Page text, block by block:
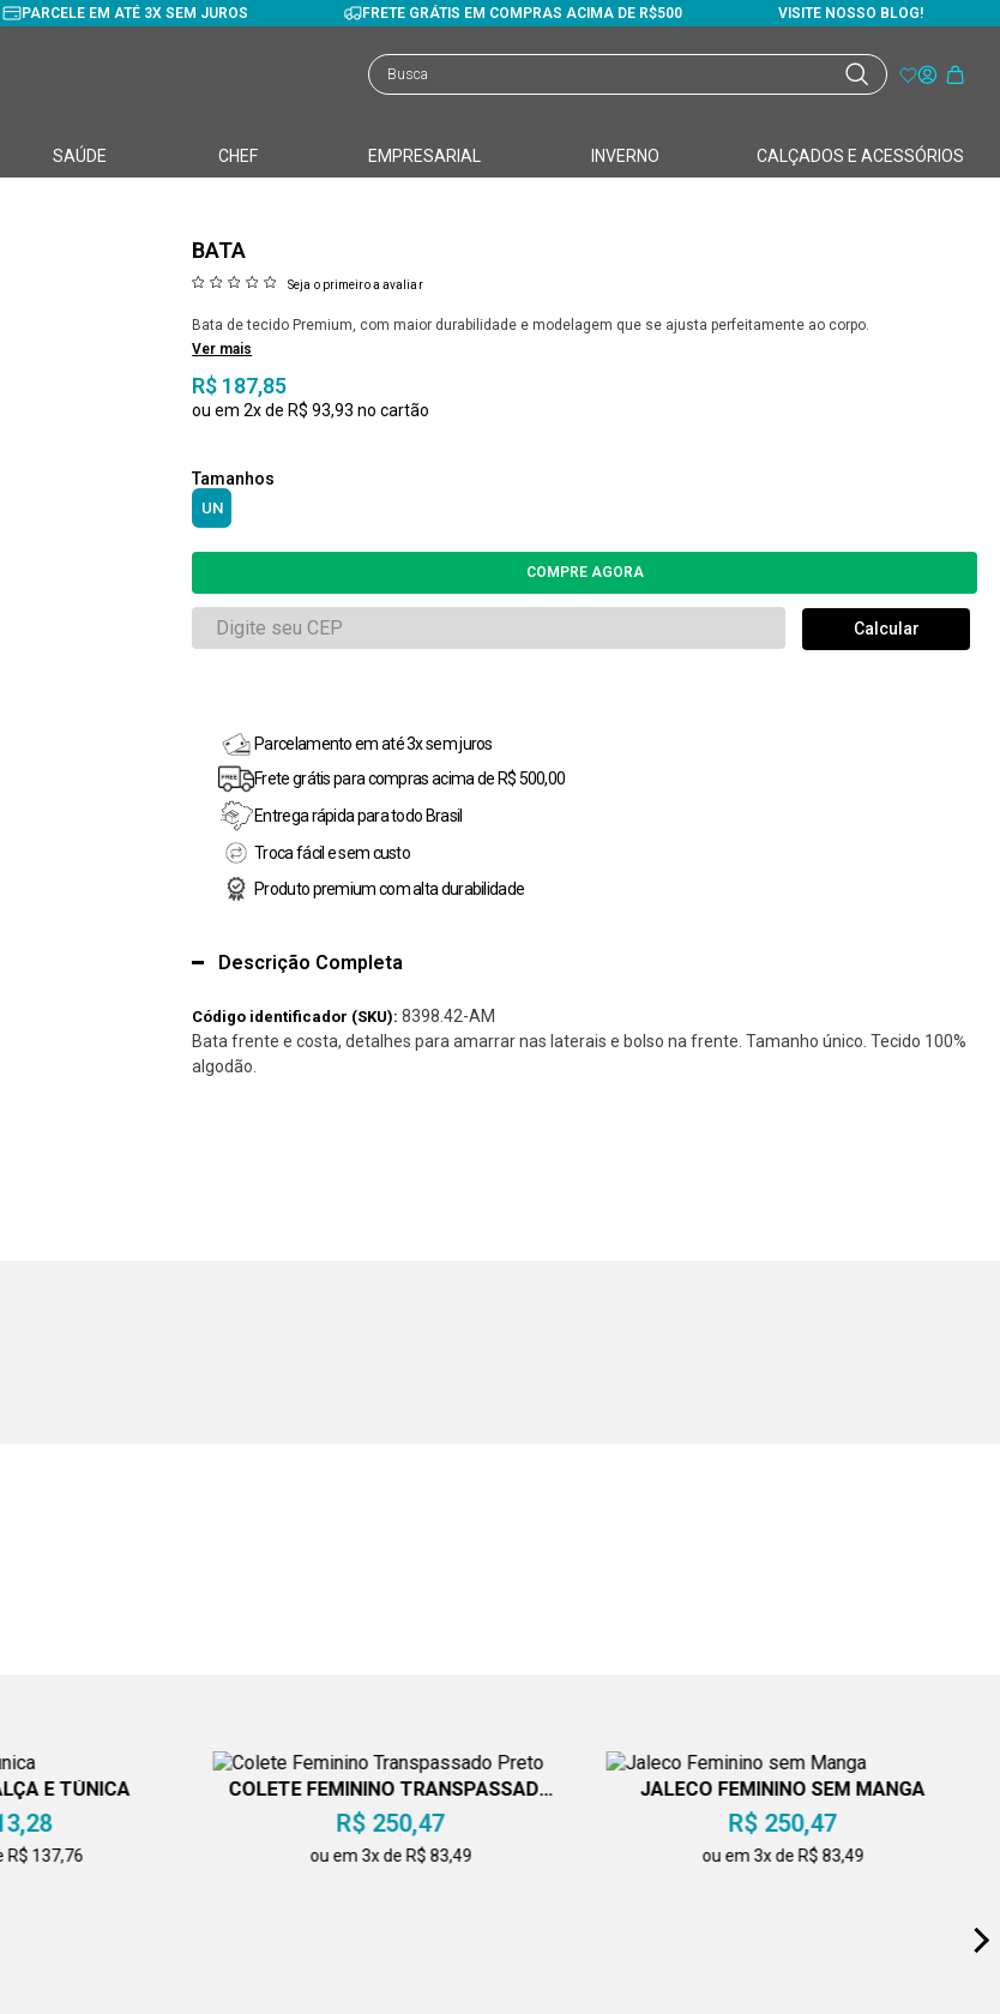
PARCELE EM ATÉ 3X SEM JUROS FRETE GRÁTIS EM COMPRAS ACIMA DE R$500 VISITE NOSSO BLOG!
SAÚDE CHEF EMPRESARIAL INVERNO CALÇADOS E ACESSÓRIOS
BATA
Seja o primeiro a avaliar
Bata de tecido Premium, com maior durabilidade e modelagem que se ajusta perfeitamente ao corpo.
Ver mais
R$ 187,85
2x R$ 93,93
UN
Parcelamento em até 3x sem juros
Frete grátis para compras acima de R$ 500,00
Entrega rápida para todo Brasil
Troca fácil e sem custo
Produto premium com alta durabilidade
Descrição Completa
Código identificador (SKU): 8398.42-AM
Bata frente e costa, detalhes para amarrar nas laterais e bolso na frente. Tamanho único. Tecido 100%
algodão.
E TÚNICA
R$ 137,76
COLETE FEMININO TRANSPASSADO
PRETO
R$ 250,47
ou em 3x de R$ 83,49
JALECO FEMININO SEM MANGA
R$ 250,47
ou em 3x de R$ 83,49